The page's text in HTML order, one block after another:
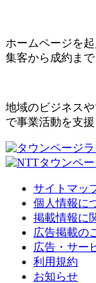
ホームページを起
集客から成約ま
地域のビジネス
で事業活動を支援
サイトマッ
個人情報に
掲載情報に
広告掲載の
広告・サー
利用規約
お知らせ